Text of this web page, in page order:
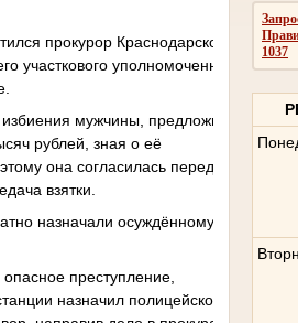
1037
прокурор Краснодарского края
участкового уполномоченного
мужчины, предложил экс-
рублей, зная о её
она согласилась передать
взятки.
назначали осуждённому
преступление,
назначил полицейскому в